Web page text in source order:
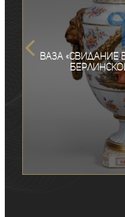
Ваза «Свидание